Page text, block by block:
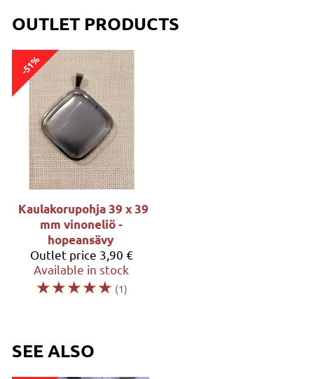
OUTLET PRODUCTS
-51%
Kaulakorupohja 39 x 39
mm vinoneliö -
hopeansävy
Outlet price 3,90 €
Available in stock
☆☆☆☆☆ (1)
SEE ALSO